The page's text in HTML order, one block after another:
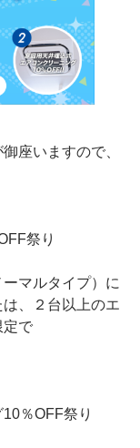
ージ
022
・土曜日9時～12時
休）
座いますので、
祭り
マルタイプ）に
、２台以上のエ
定で
％OFF祭り